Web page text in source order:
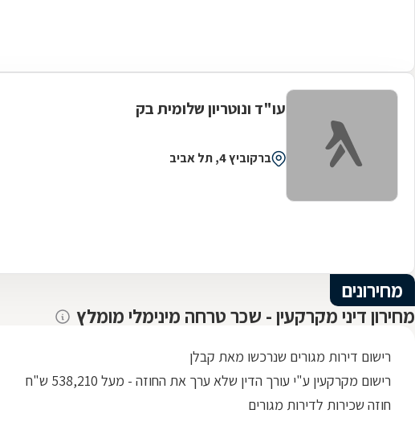
עו"ד ונוטריון שלומית בק
ברקוביץ 4, תל אביב
מחירונים
מחירון דיני מקרקעין - שכר טרחה מינימלי מומלץ
רישום דירות מגורים שנרכשו מאת קבלן
רישום מקרקעין ע"י עורך הדין שלא ערך את החוזה - מעל 538,210 ש"ח
חוזה שכירות לדירות מגורים